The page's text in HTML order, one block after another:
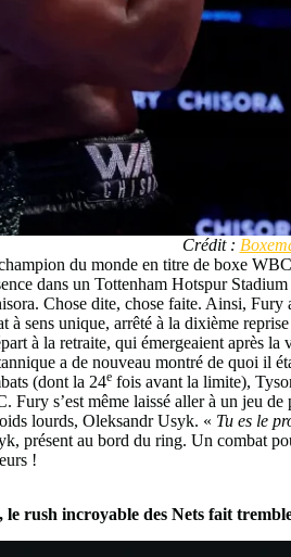
Crédit :
du monde en titre de boxe
dans un Tottenham Hotspur
Chose dite, chose faite. Ainsi,
à sens unique, arrêté à la dixième
à la retraite, qui émergeaient après
a de nouveau montré de quoi il
(dont la 24e fois avant la limite),
Fury s’est même laissé aller à un jeu
lourds, Oleksandr Usyk. « Tu es le
présent au bord du ring. Un combat
!
rush incroyable des Nets fait